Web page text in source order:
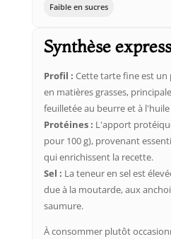
Faible en sucres
Synthèse express
Profil : Cette tarte fine est un
en matières grasses,
feuilletée au beurre et à
Protéines : L'apport
pour 100 g), provenant
qui enrichissent la recette.
Sel : La teneur en sel est
due à la moutarde, aux
saumure.
À consommer plutôt